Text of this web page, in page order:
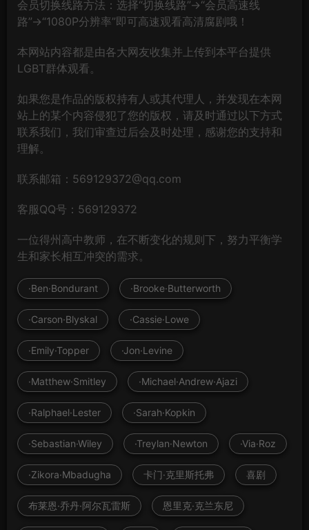
会员切换线路方法：选择“切换线路”→“会员高速线
路”→“1080P分辨率”即可高速观看高清腐剧哦！
本网站内容都是由各大网友收集并上传到本平台提供
LGBT群体观看。
如果您是作品的版权持有人或其代理人，并发现在本网
站上的某个内容侵犯了您的版权，请及时通过以下方式
联系我们，我们审查过后会及时处理，感谢您的支持和
理解。
联系邮箱：569129372@qq.com
客服QQ号：569129372
一位得州高中教师，在不断变化的规则下，努力平衡学
生和家长相互冲突的需求。
·Ben·Bondurant ·Brooke·Butterworth
·Carson·Blyskal ·Cassie·Lowe
·Emily·Topper ·Jon·Levine
·Matthew·Smitley ·Michael·Andrew·Ajazi
·Ralphael·Lester ·Sarah·Kopkin
·Sebastian·Wiley ·Treylan·Newton ·Via·Roz
·Zikora·Mbadugha 卡门·克里斯托弗 喜剧
布莱恩·乔丹·阿尔瓦雷斯 恩里克·克兰东尼